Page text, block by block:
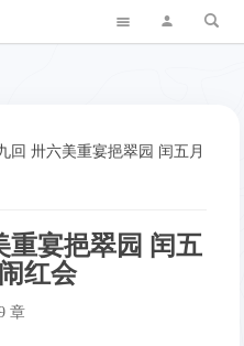
回 卅六美重宴挹翠园 闰五月
重宴挹翠园 闰五
红会
章